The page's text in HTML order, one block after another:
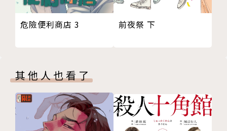
危險便利商店 3 前夜祭 下
其他人也看了